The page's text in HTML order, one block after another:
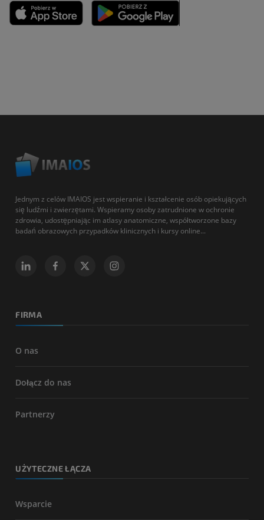
Jednym z celów IMAIOS jest wspieranie i kształcenie osób opiekujących
się ludźmi i zwierzętami. Wspieramy osoby zatrudnione w ochronie
zdrowia, udostępniając im atlasy anatomiczne, współtworzone bazy
badań obrazowych przypadków klinicznych i kursy online...
FIRMA
O nas
Dołącz do nas
Partnerzy
UŻYTECZNE ŁĄCZA
Wsparcie